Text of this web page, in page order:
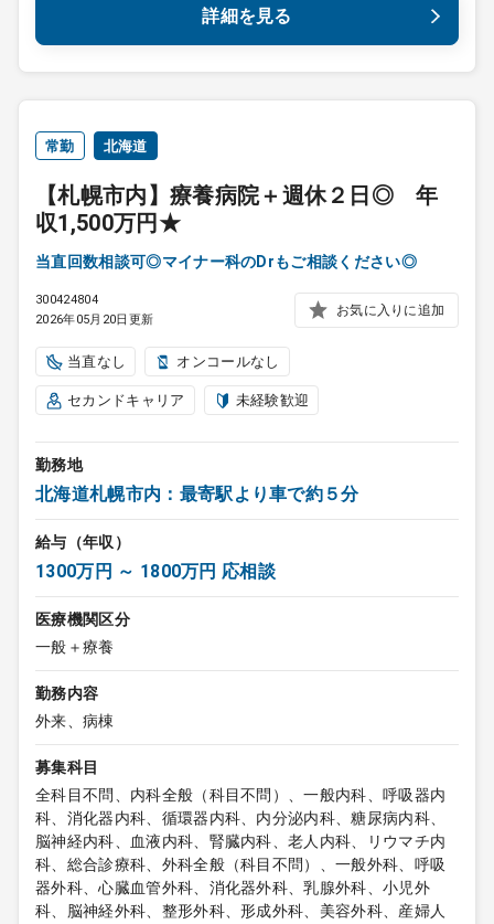
詳細を見る
常勤 北海道
【札幌市内】療養病院＋週休２日◎ 年
収1,500万円★
当直回数相談可◎マイナー科のDrもご相談ください◎
300424804
2026年05月20日更新
お気に入りに追加
当直なし オンコールなし
セカンドキャリア 未経験歓迎
勤務地
北海道札幌市内：最寄駅より車で約５分
給与（年収）
1300万円 ～ 1800万円 応相談
医療機関区分
一般＋療養
勤務内容
外来、病棟
募集科目
全科目不問、内科全般（科目不問）、一般内科、呼吸器内
科、消化器内科、循環器内科、内分泌内科、糖尿病内科、
脳神経内科、血液内科、腎臓内科、老人内科、リウマチ内
科、総合診療科、外科全般（科目不問）、一般外科、呼吸
器外科、心臓血管外科、消化器外科、乳腺外科、小児外
科、脳神経外科、整形外科、形成外科、美容外科、産婦人